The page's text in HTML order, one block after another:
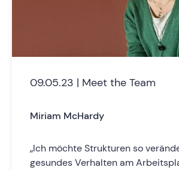
09.05.23 | Meet the Team
Miriam McHardy
„Ich möchte Strukturen so
gesundes Verhalten am